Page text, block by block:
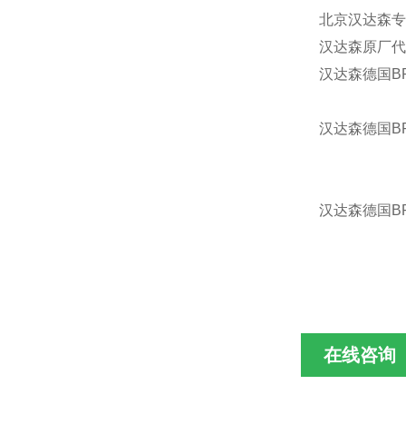
北京汉达森
汉达森原厂
汉达森德国
汉达森德国
汉达森德国
在线咨询